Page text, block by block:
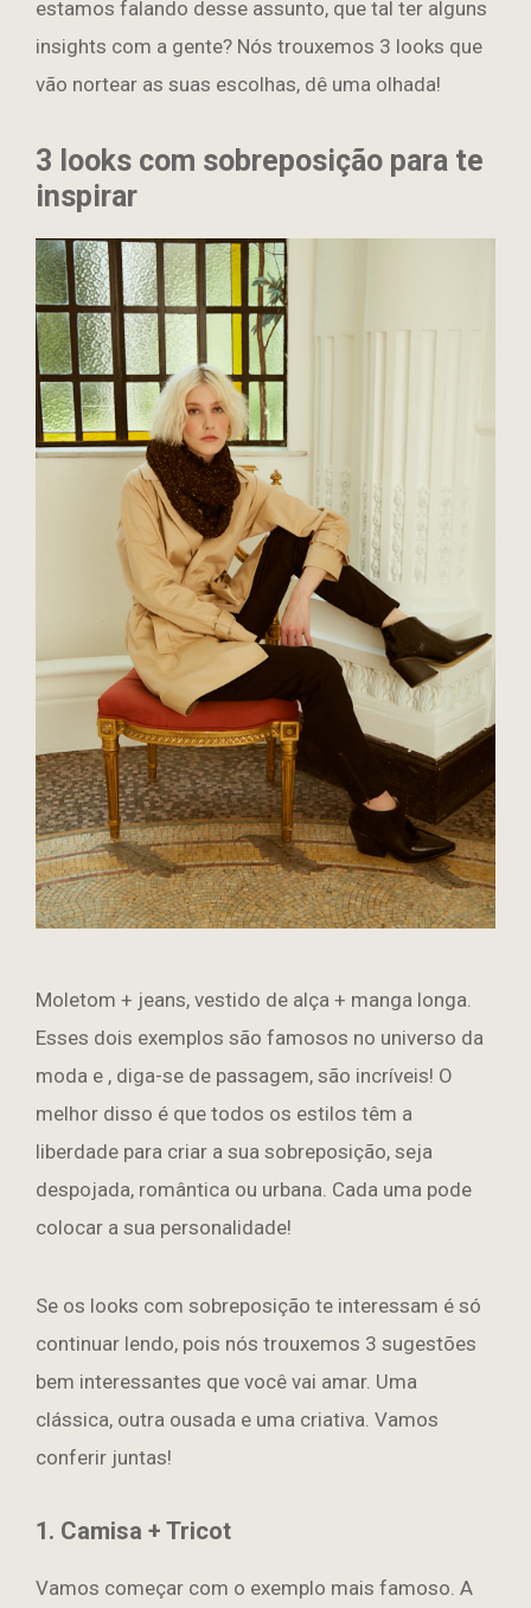
estamos falando desse assunto, que tal ter alguns
insights com a gente? Nós trouxemos 3 looks que
vão nortear as suas escolhas, dê uma olhada!
3 looks com sobreposição para te
inspirar
Moletom + jeans, vestido de alça + manga longa.
Esses dois exemplos são famosos no universo da
moda e , diga-se de passagem, são incríveis! O
melhor disso é que todos os estilos têm a
liberdade para criar a sua sobreposição, seja
despojada, romântica ou urbana. Cada uma pode
colocar a sua personalidade!
Se os looks com sobreposição te interessam é só
continuar lendo, pois nós trouxemos 3 sugestões
bem interessantes que você vai amar. Uma
clássica, outra ousada e uma criativa. Vamos
conferir juntas!
1. Camisa + Tricot
Vamos começar com o exemplo mais famoso. A